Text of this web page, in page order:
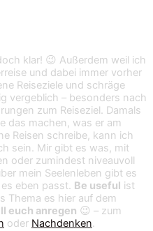
klar! 😉 Außerdem weil ich
und dabei immer vorher
Reiseziele und schräge
vergeblich – besonders nach
zum Reiseziel. Damals
das machen, was er am
Reisen schreibe, kann ich
sein. Mir gibt es was, mit
oder zumindest niveauvoll
mein Seelenleben gibt es
eben passt. Be useful ist
Thema es hier auf dem
euch anregen 😉 – zum
oder Nachdenken.